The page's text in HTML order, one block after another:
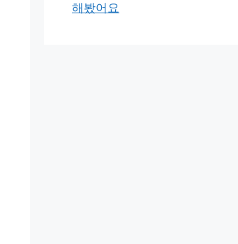
해봤어요